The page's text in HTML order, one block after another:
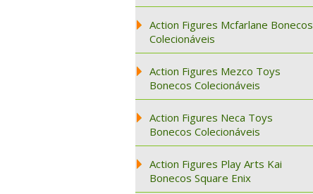
Action Figures Mcfarlane Bonecos
Colecionáveis
Action Figures Mezco Toys
Bonecos Colecionáveis
Action Figures Neca Toys
Bonecos Colecionáveis
Action Figures Play Arts Kai
Bonecos Square Enix